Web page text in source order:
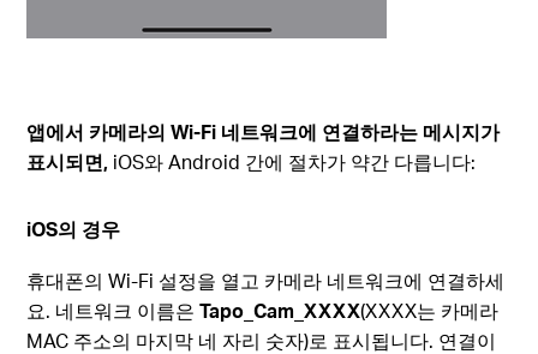
앱에서 카메라의 Wi-Fi 네트워크에 연결하라는 메시지가
표시되면, iOS와 Android 간에 절차가 약간 다릅니다:
iOS의 경우
휴대폰의 Wi-Fi 설정을 열고 카메라 네트워크에 연결하세
요. 네트워크 이름은Tapo_Cam_XXXX(XXXX는 카메라
MAC 주소의 마지막 네 자리 숫자)로 표시됩니다. 연결이